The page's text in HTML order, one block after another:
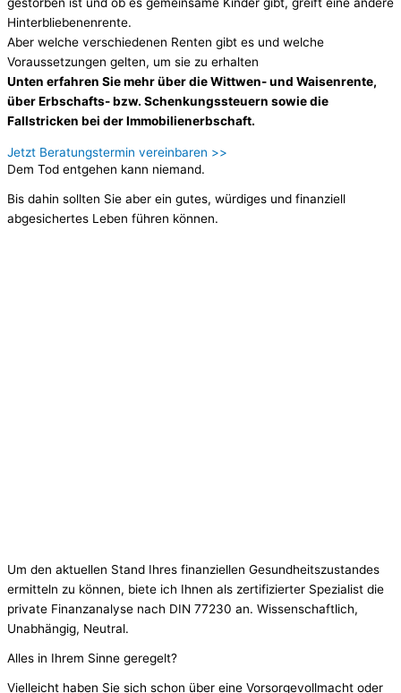
Hinterbliebenenrente.
Aber welche verschiedenen Renten gibt es und welche
Voraussetzungen gelten, um sie zu erhalten
Unten erfahren Sie mehr über die Wittwen- und Waisenrente,
überErbschafts- bzw. Schenkungssteuern sowie die
Fallstricken bei der Immobilienerbschaft.
Jetzt Beratungstermin vereinbaren >>
Dem Tod entgehen kann niemand.
Bis dahin sollten Sie aber ein gutes, würdiges und finanziell
abgesichertes Leben führen können.
Um den aktuellen Stand Ihres finanziellen Gesundheitszustandes
ermitteln zu können, biete ich Ihnen als zertifizierter Spezialist die
private Finanzanalyse nach DIN 77230 an. Wissenschaftlich,
Unabhängig, Neutral.
Alles in Ihrem Sinne geregelt?
Vielleicht haben Sie sich schon über eine Vorsorgevollmacht oder